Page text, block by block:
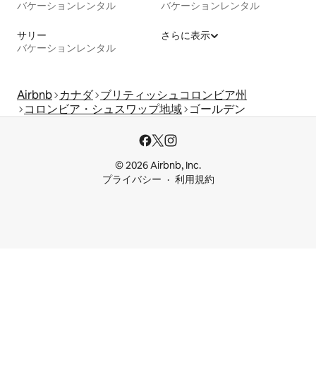
バケーションレンタル
バケーションレンタル
サリー
バケーションレンタル
さらに表示
Airbnb カナダ ブリティッシュコロンビア州
コロンビア・シュスワップ地域 ゴールデン
© 2026 Airbnb, Inc.
プライバシー
利用規約